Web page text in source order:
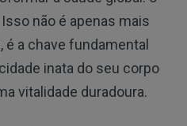
não é apenas mais
a chave fundamental
inata do seu corpo
vitalidade duradoura.